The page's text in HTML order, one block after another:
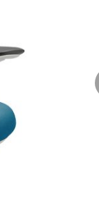
& Zubehör